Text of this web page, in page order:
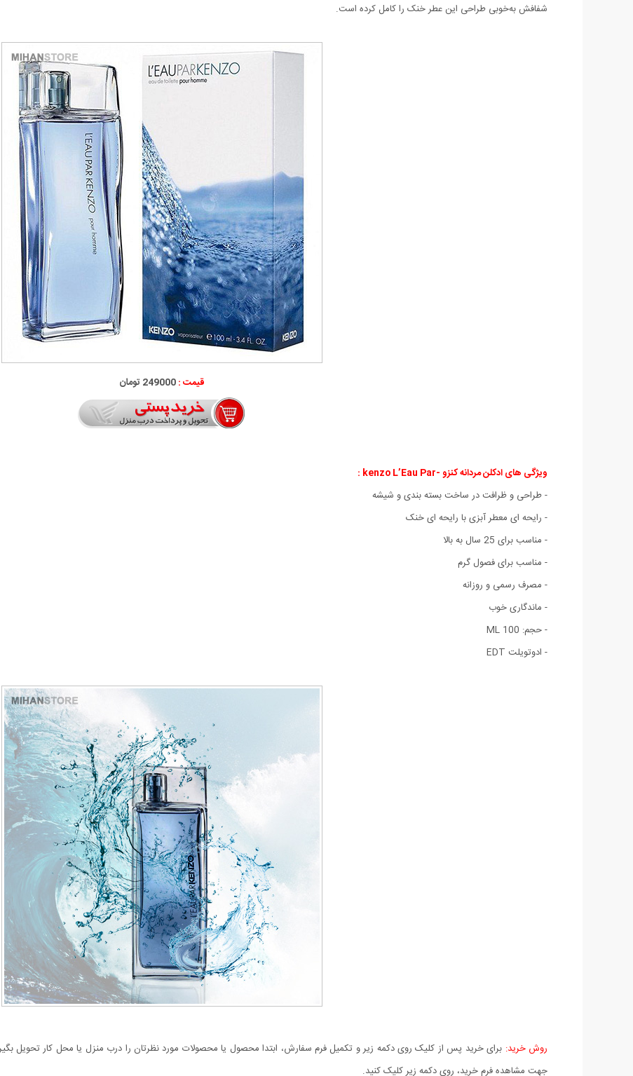
شفافش به‌خوبی طراحی این عطر خنک را کامل کرده است.
قیمت :249000 تومان
ویژگی های ادکلن مردانه کنزو-kenzo L’Eau Par :
- طراحی و ظرافت در ساخت بسته بندی و شیشه
- رایحه ای معطر آبزی با رایحه ای خنک
- مناسب برای 25 سال به بالا
- مناسب برای فصول گرم
- مصرف رسمی و روزانه
- ماندگاری خوب
- حجم: 100 ML
- ادوتویلت EDT
روش خرید: برای خرید پس از کلیک روی دکمه زیر و تکمیل فرم سفارش، ابتدا محصول یا محصولات مورد نظرتان را درب منزل یا محل کار تحویل
جهت مشاهده فرم خرید، روی دکمه زیر کلیک کنید.